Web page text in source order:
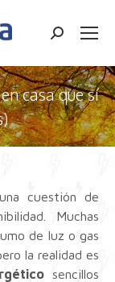
Buscar:
casa que sí
cuestión de
Muchas
de luz o gas
la realidad es
sencillos